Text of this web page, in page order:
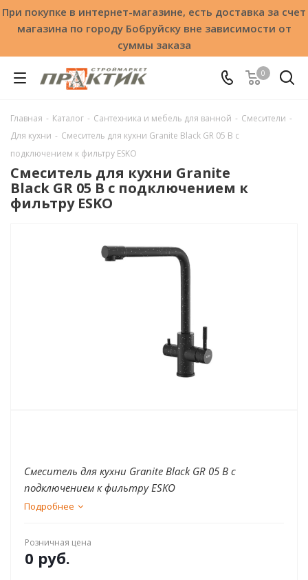
При покупке в интернет-магазине, есть доставка за счет
магазина по городу Бобруйску вне зависимости от
суммы заказа
0
Главная - Каталог - Сантехника и мебель для ванной - Смесители -
Для кухни - Смеситель для кухни Granite Black GR 05 B с
подключением к фильтру ESKO
Смеситель для кухни Granite
Black GR 05 B с подключением к
фильтру ESKO
Смеситель для кухни Granite Black GR 05 B с
подключением к фильтру ESKO
Подробнее
Розничная цена
0 руб.